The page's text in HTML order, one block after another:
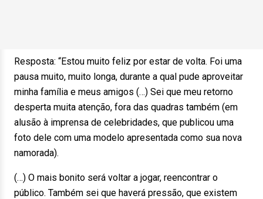
Resposta: “Estou muito feliz por estar de volta. Foi uma
pausa muito, muito longa, durante a qual pude aproveitar
minha família e meus amigos (…) Sei que meu retorno
desperta muita atenção, fora das quadras também (em
alusão à imprensa de celebridades, que publicou uma
foto dele com uma modelo apresentada como sua nova
namorada).
(…) O mais bonito será voltar a jogar, reencontrar o
público. Também sei que haverá pressão, que existem